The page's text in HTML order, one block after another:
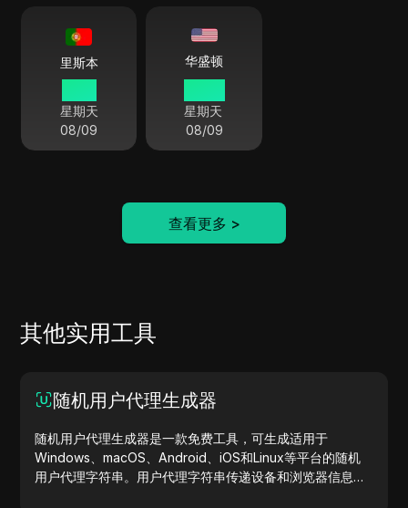
里斯本
星期天
08/09
华盛顿
星期天
08/09
查看更多 >
其他实用工具
随机用户代理生成器
随机用户代理生成器是一款免费工具，可生成适用于
Windows、macOS、Android、iOS和Linux等平台的随机
用户代理字符串。用户代理字符串传递设备和浏览器信息，